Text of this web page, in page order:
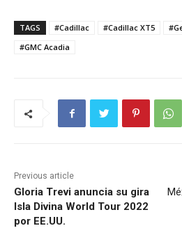
TAGS #Cadillac #Cadillac XT5
#GMC Acadia
Previous article
Gloria Trevi anuncia su gira
Isla Divina World Tour 2022
por EE.UU.